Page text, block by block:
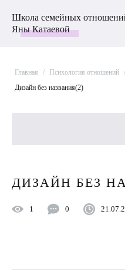
Школа семейных
Яны Катаевой
Главная / Психология отношений /
Дизайн без названия(2)
ДИЗАЙН БЕЗ
1 0
Лучшие статьи
Пройти Тест
Улучшить отношения с